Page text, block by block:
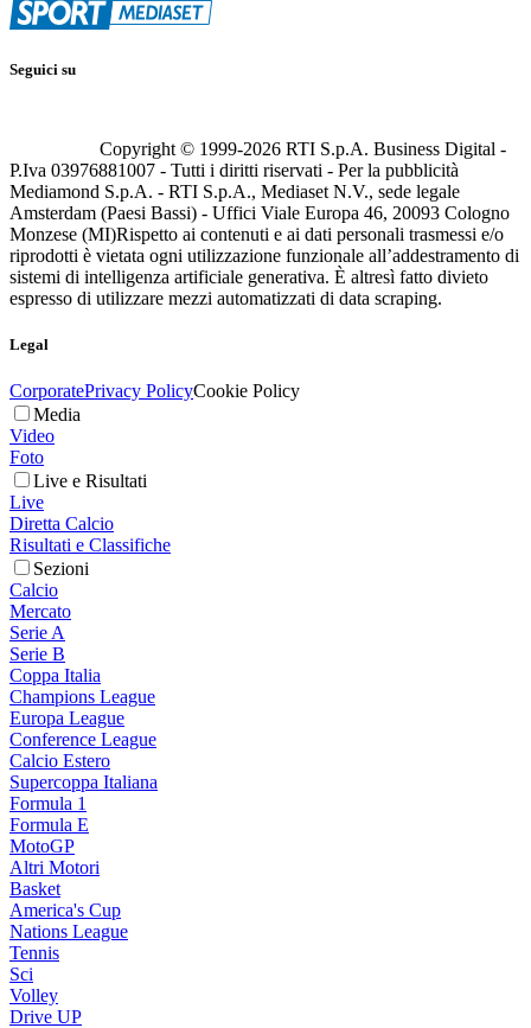
Seguici su
Copyright © 1999-2026 RTI S.p.A. Business Digital -
P.Iva 03976881007 - Tutti i diritti riservati - Per la pubblicità
Mediamond S.p.A. - RTI S.p.A., Mediaset N.V., sede legale
Amsterdam (Paesi Bassi) - Uffici Viale Europa 46, 20093 Cologno
Monzese (MI)Rispetto ai contenuti e ai dati personali trasmessi e/o
riprodotti è vietata ogni utilizzazione funzionale all’addestramento di
sistemi di intelligenza artificiale generativa. È altresì fatto divieto
espresso di utilizzare mezzi automatizzati di data scraping.
Legal
CorporatePrivacy PolicyCookie Policy
Media
Video
Foto
Live e Risultati
Live
Diretta Calcio
Risultati e Classifiche
Sezioni
Calcio
Mercato
Serie A
Serie B
Coppa Italia
Champions League
Europa League
Conference League
Calcio Estero
Supercoppa Italiana
Formula 1
Formula E
MotoGP
Altri Motori
Basket
America's Cup
Nations League
Tennis
Sci
Volley
Drive UP